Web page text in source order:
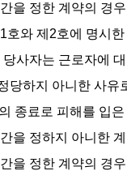
을 정한 계약의 경
호와 제2호에 명시
당사자는 근로자에
당하지 아니한 사유
종료로 피해를 입
을 정하지 아니한
을 정한 계약의 경